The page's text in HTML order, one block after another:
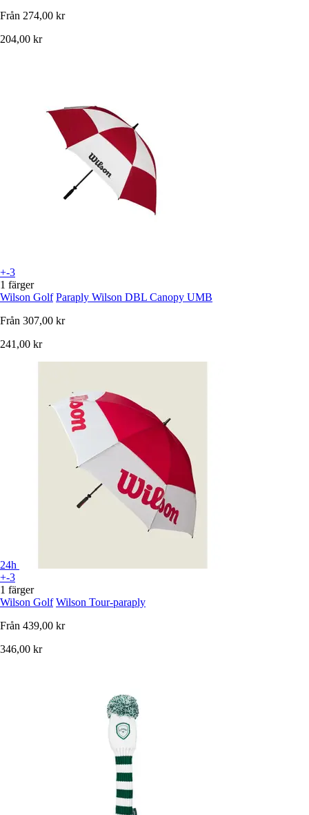
Från 274,00 kr
204,00 kr
+-3
1 färger
Wilson Golf Paraply Wilson DBL Canopy UMB
Från 307,00 kr
241,00 kr
24h
+-3
1 färger
Wilson Golf Wilson Tour-paraply
Från 439,00 kr
346,00 kr